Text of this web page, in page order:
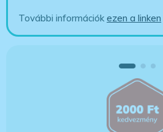
További információkezen a linken